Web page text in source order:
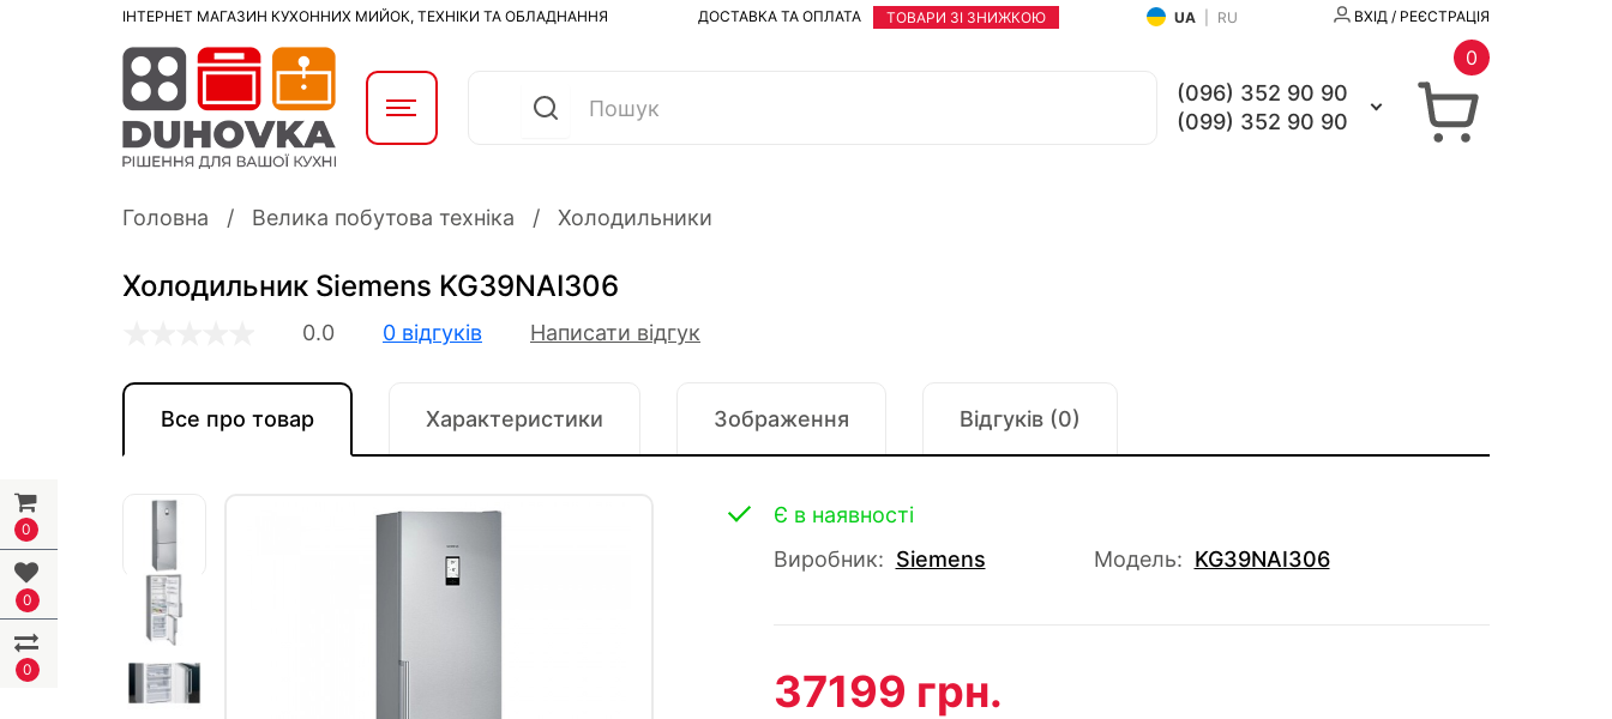
0
0
0
ІНТЕРНЕТ МАГАЗИН КУХОННИХ МИЙОК, ТЕХНІКИ ТА ОБЛАДНАННЯ ДОСТАВКА ТА ОПЛАТА ТОВАРИ ЗІ ЗНИЖКОЮ UA RU ВХІД / РЕЄСТРАЦІЯ
(096) 352 90 90
(099) 352 90 90
0
Головна Велика побутова техніка Холодильники
Холодильник Siemens KG39NAI306
0.0 0 відгуків Написати відгук
Все про товар Характеристики Зображення Відгуків (0)
Є в наявності
Виробник: Siemens Модель: KG39NAI306
37199 грн.